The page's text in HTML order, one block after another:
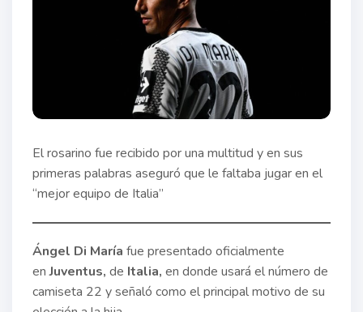
El rosarino fue recibido por una multitud y en sus
primeras palabras aseguró que le faltaba jugar en el
“mejor equipo de Italia”
Ángel Di María fue presentado oficialmente
enJuventus, de Italia, en donde usará el número de
camiseta 22 y señaló como el principal motivo de su